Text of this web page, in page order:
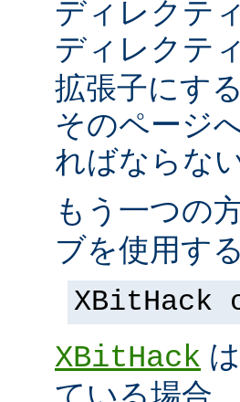
ディレクテ
ディレクテ
拡張子にす
そのページ
ればならな
もう一つの
ブを使用す
XBitHack
XBitHack